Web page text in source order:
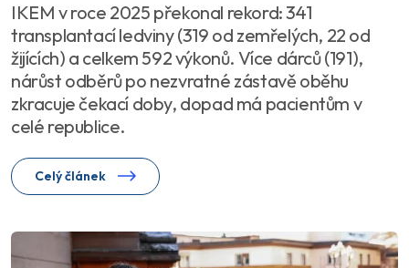
IKEM v roce 2025 překonal rekord: 341
transplantací ledviny (319 od zemřelých, 22 od
žijících) a celkem 592 výkonů. Více dárců (191),
nárůst odběrů po nezvratné zástavě oběhu
zkracuje čekací doby, dopad má pacientům v
celé republice.
Celý článek